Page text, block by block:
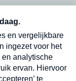
in
Verzend